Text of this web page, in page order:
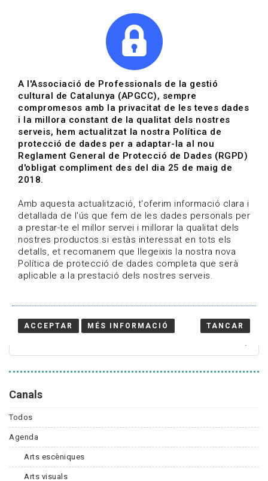
Actualitza't
Vols estar al dia?
HOME / BLOG
Estigues al dia
Convocatòries, activitats i notícies del sector de la
cultura.
Canals
Todos
Agenda
Arts escèniques
Arts visuals
A l'Associació de Professionals de la gestió
cultural de Catalunya (APGCC), sempre
compromesos amb la privacitat de les teves dades
i la millora constant de la qualitat dels nostres
serveis, hem actualitzat la nostra Política de
protecció de dades per a adaptar-la al nou
Reglament General de Protecció de Dades (RGPD)
d'obligat compliment des del dia 25 de maig de
2018.
Amb aquesta actualització, t'oferim informació clara i
detallada de l'ús que fem de les dades personals per
a prestar-te el millor servei i millorar la qualitat dels
nostres productos.si estàs interessat en tots els
detalls, et recomanem que llegeixis la nostra nova
Política de protecció de dades completa que serà
aplicable a la prestació dels nostres serveis.
ACCEPTAR MÉS INFORMACIÓ TANCAR